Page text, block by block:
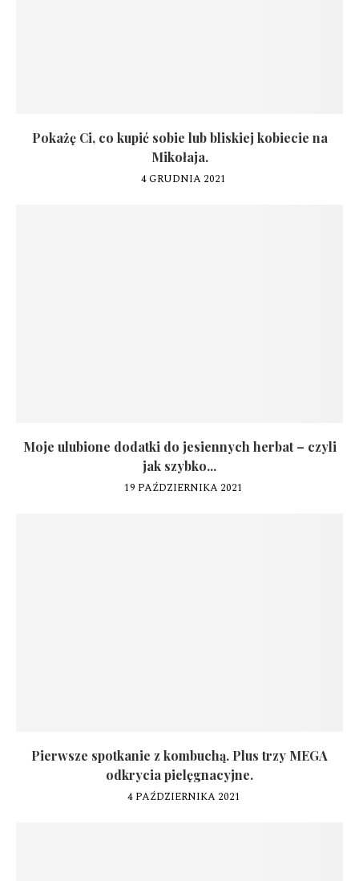
Pokażę Ci, co kupić sobie lub bliskiej kobiecie na
Mikołaja.
4 GRUDNIA 2021
Moje ulubione dodatki do jesiennych herbat – czyli
jak szybko...
19 PAŹDZIERNIKA 2021
Pierwsze spotkanie z kombuchą. Plus trzy MEGA
odkrycia pielęgnacyjne.
4 PAŹDZIERNIKA 2021